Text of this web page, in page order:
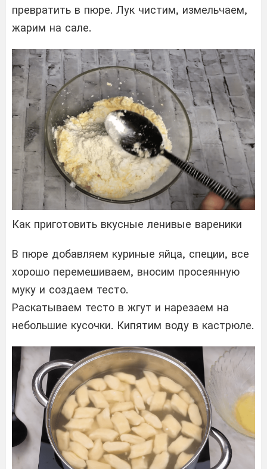
превратить в пюре. Лук чистим, измельчаем,
жарим на сале.
Как приготовить вкусные ленивые вареники
В пюре добавляем куриные яйца, специи, все
хорошо перемешиваем, вносим просеянную
муку и создаем тесто.
Раскатываем тесто в жгут и нарезаем на
небольшие кусочки. Кипятим воду в кастрюле.